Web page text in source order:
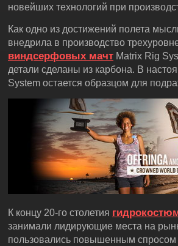
новейших технологий при
Как одно из достижений полета
внедрила в производство
виндсерфовых мачт Matrix Rig
детали сделаны из карбона. В
System остается образцом для
К концу 20-го столетия
занимали лидирующие места на
пользовались повышенным